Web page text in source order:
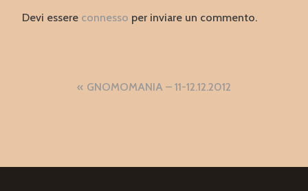
Devi essere connesso per inviare un commento.
Navigazione
GNOMOMANIA – 11-12.12.2012